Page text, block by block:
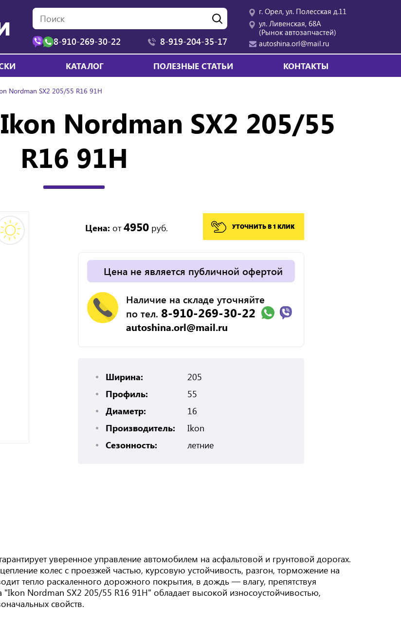
8-910-269-30-22 8-919-204-35-17
г. Орел, ул. Полесская д.11
ул. Ливенская, 68А
(Рынок автозапчастей)
autoshina.orl@mail.ru
КАТАЛОГ ПОЛЕЗНЫЕ СТАТЬИ КОНТАКТЫ
Nordman SX2 205/55 R16 91H
Nordman SX2 205/55
R16 91H
Цена: от4950руб. УТОЧНИТЬ В 1 КЛИК
Цена не является публичной офертой
Наличие на складе уточняйте
по тел. 8-910-269-30-22
autoshina.orl@mail.ru
Ширина:
205
Профиль:
55
Диаметр:
16
Производитель:
Ikon
Сезонность:
летние
уверенное управление автомобилем на асфальтовой и грунтовой дорогах.
колес с проезжей частью, курсовую устойчивость, разгон, торможение на
тепло раскаленного дорожного покрытия, в дождь — влагу, препятствуя
Nordman SX2 205/55 R16 91H" обладает высокой износоустойчивостью,
свойств.